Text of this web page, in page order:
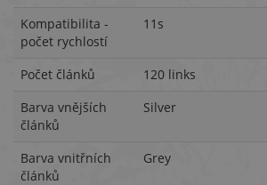
Kompatibilita -
počet rychlostí
11s
Počet článků
120 links
Barva vnějších
článků
Silver
Barva vnitřních
článků
Grey